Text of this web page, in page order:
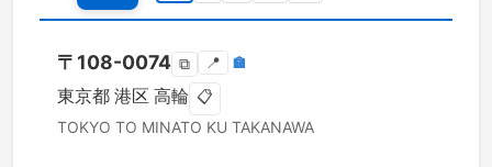
〒 108-0074 ⧉ 📍 🏣
東京都 港区 高輪 📋
TOKYO TO MINATO KU TAKANAWA